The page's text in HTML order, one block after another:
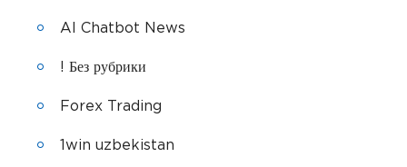
AI Chatbot News
! Без рубрики
Forex Trading
1win uzbekistan